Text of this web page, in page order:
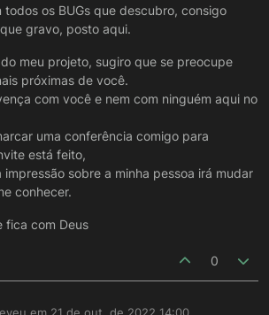
todos os BUGs que descubro, consigo
gravo, posto aqui.
meu projeto, sugiro que se preocupe
próximas de você.
com você e nem com ninguém aqui no
uma conferência comigo para
está feito,
sobre a minha pessoa irá mudar
conhecer.
fica com Deus
0
em 21 de out. de 2022 14:00